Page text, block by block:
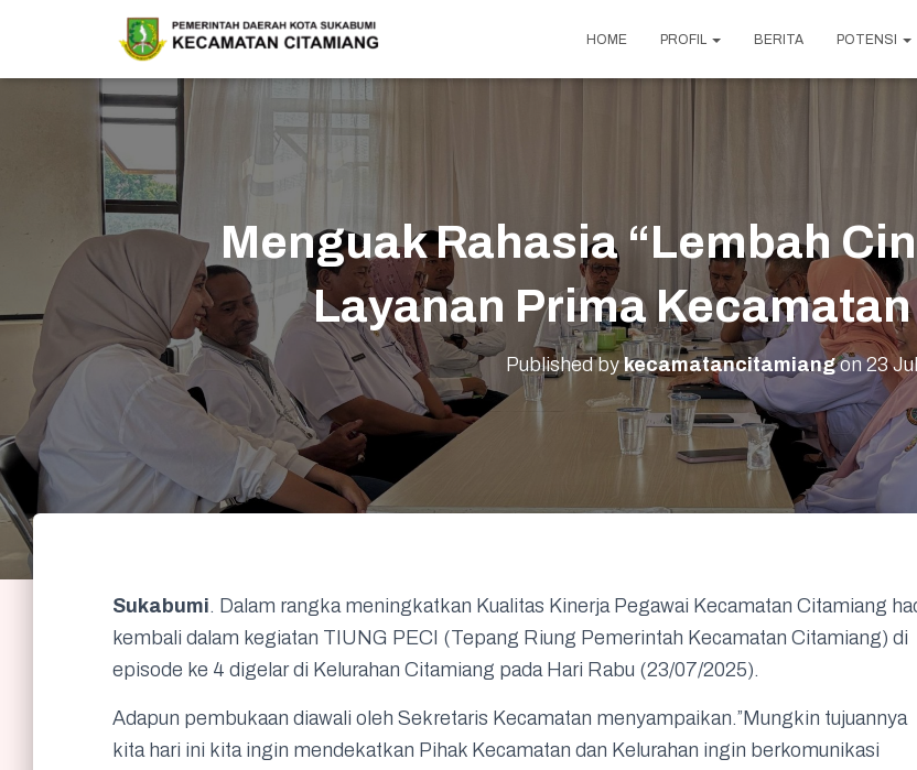
HOME PROFIL BERITA POTENSI
Menguak Rahasia “Lembah
Layanan Prima
Published bykecamatancitamiangon23
Sukabumi. Dalam rangka meningkatkan Kualitas Kinerja Pegawai Kecamatan Citamiang
kembali dalam kegiatan TIUNG PECI (Tepang Riung Pemerintah Kecamatan Citamiang) di
episode ke 4 digelar di Kelurahan Citamiang pada Hari Rabu (23/07/2025).
Adapun pembukaan diawali oleh Sekretaris Kecamatan menyampaikan.”Mungkin tujuannya
kita hari ini kita ingin mendekatkan Pihak Kecamatan dan Kelurahan ingin berkomunikasi